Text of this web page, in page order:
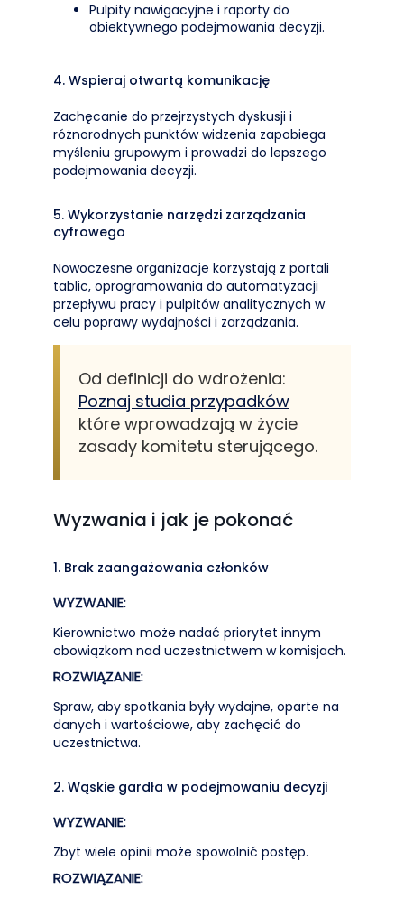
Pulpity nawigacyjne i raporty do
obiektywnego podejmowania decyzji.
4. Wspieraj otwartą komunikację
Zachęcanie do przejrzystych dyskusji i
różnorodnych punktów widzenia zapobiega
myśleniu grupowym i prowadzi do lepszego
podejmowania decyzji.
5. Wykorzystanie narzędzi zarządzania
cyfrowego
Nowoczesne organizacje korzystają z portali
tablic, oprogramowania do automatyzacji
przepływu pracy i pulpitów analitycznych w
celu poprawy wydajności i zarządzania.
Od definicji do wdrożenia:
Poznaj studia przypadków
które wprowadzają w życie
zasady komitetu sterującego.
Wyzwania i jak je pokonać
1. Brak zaangażowania członków
WYZWANIE:
Kierownictwo może nadać priorytet innym
obowiązkom nad uczestnictwem w komisjach.
ROZWIĄZANIE:
Spraw, aby spotkania były wydajne, oparte na
danych i wartościowe, aby zachęcić do
uczestnictwa.
2. Wąskie gardła w podejmowaniu decyzji
WYZWANIE:
Zbyt wiele opinii może spowolnić postęp.
ROZWIĄZANIE: